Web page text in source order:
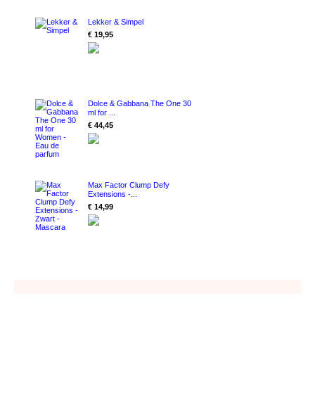
Lekker & Simpel
€ 19,95
Dolce & Gabbana The One 30
ml for ...
€ 44,45
Max Factor Clump Defy
Extensions -...
€ 14,99